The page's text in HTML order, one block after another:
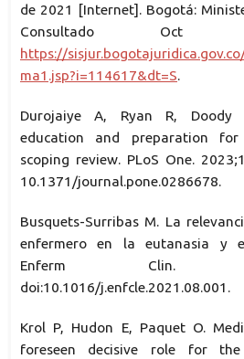
de 2021 [Internet]. Bogotá:
Consultado Oct
https://
ma1.jsp?i=114617&dt=S.
Durojaiye A, Ryan R, Doody
education and preparation
scoping review. PLoS One.
10.1371/journal.pone.0286678.
Busquets-Surribas M. La
enfermero en la eutanasia y
Enferm Clin.
doi:10.1016/j.enfcle.2021.08.001.
Krol P, Hudon E, Paquet O.
foreseen decisive role for the